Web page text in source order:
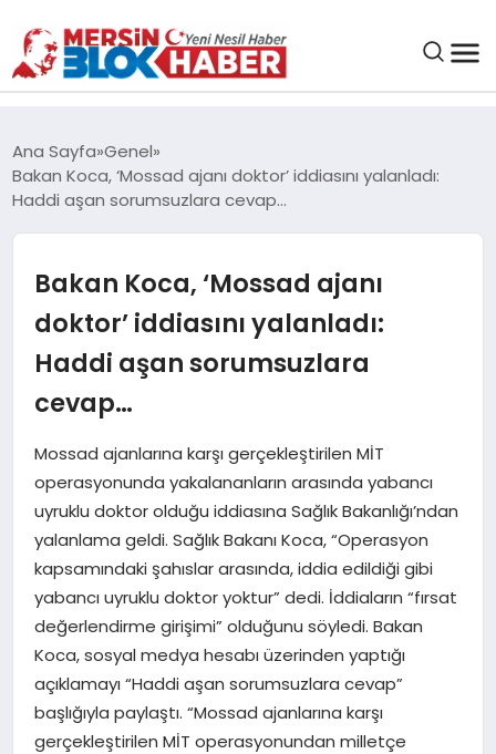
SAĞLIK
EĞITIM
SANAT
POLITIKA
YAŞAM
SPOR
ILETİŞİM
Ana Sayfa Genel
Bakan Koca, ‘Mossad ajanı doktor’ iddiasını yalanladı:
Haddi aşan sorumsuzlara cevap…
Bakan Koca, ‘Mossad ajanı
doktor’ iddiasını yalanladı:
Haddi aşan sorumsuzlara
cevap…
Mossad ajanlarına karşı gerçekleştirilen MİT
operasyonunda yakalananların arasında yabancı
uyruklu doktor olduğu iddiasına Sağlık Bakanlığı’ndan
yalanlama geldi. Sağlık Bakanı Koca, “Operasyon
kapsamındaki şahıslar arasında, iddia edildiği gibi
yabancı uyruklu doktor yoktur” dedi. İddiaların “fırsat
değerlendirme girişimi” olduğunu söyledi. Bakan
Koca, sosyal medya hesabı üzerinden yaptığı
açıklamayı “Haddi aşan sorumsuzlara cevap”
başlığıyla paylaştı. “Mossad ajanlarına karşı
gerçekleştirilen MİT operasyonundan milletçe